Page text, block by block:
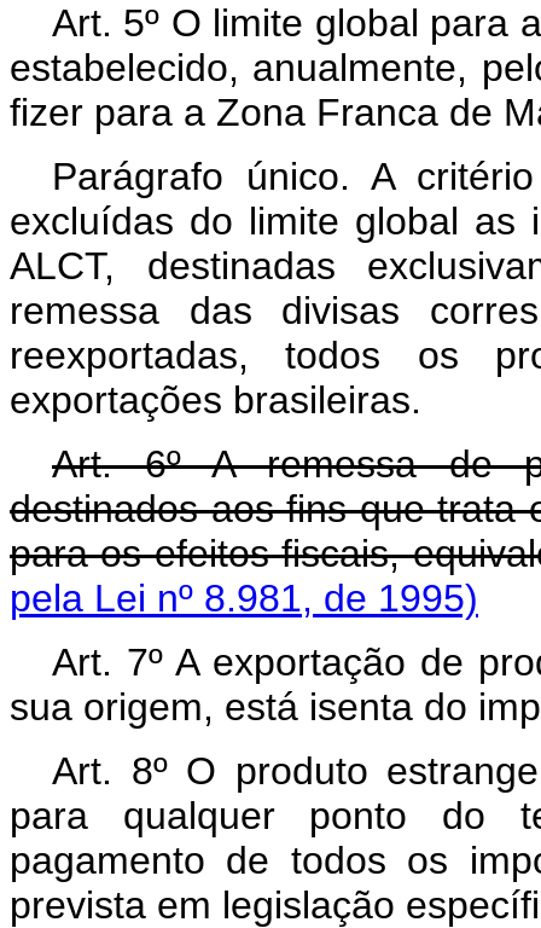
Art. 5º O limite global para
estabelecido, anualmente,
fizer para a Zona Franca de
Parágrafo único. A
excluídas do limite global as
ALCT, destinadas
remessa das divisas
reexportadas, todos os
exportações brasileiras.
Art. 6º A remessa de
destinados aos fins que trata
para os efeitos fiscais,
pela Lei nº 8.981, de 1995)
Art. 7º A exportação de
sua origem, está isenta do
Art. 8º O produto
para qualquer ponto do
pagamento de todos os
prevista em legislação